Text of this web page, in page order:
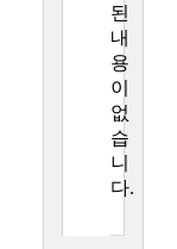
된
내
용
이
없
습
니
다.